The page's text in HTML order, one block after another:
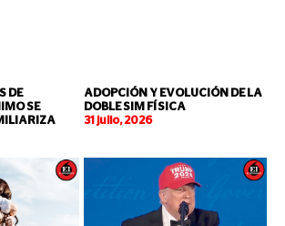
DE
SE
ADOPCIÓN Y EVOLUCIÓN DE LA
DOBLE SIM FÍSICA
31 julio, 2026